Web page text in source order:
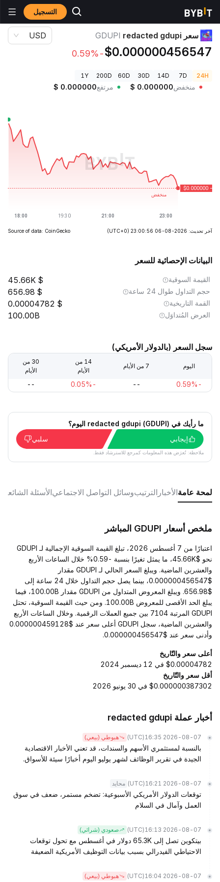
التسجيل أسعار العملات الرقمية
سعر redacted gdupi GDUPI
$0.000000456547
-0.59%
USD
24H
7D
14D
30D
60D
200D
1Y
منخفض $ 0.000000 مرتفع $ 0.000000
آخر تحديث: 2026-08-06 23:00:56 (UTC+0)
Source of data: CoinGecko
البيانات الإحصائية للسعر
القيمة السوقية 45.66K
حجم التداول طوال 24 ساعة 656.98
القمة التاريخية 0.00004782
العرض المُتداوَل 100.00B
سجل السعر (بالدولار الأمريكي)
اليوم 7 من الأيام
14 من
الأيام
30 من
الأيام
-0.59%
--
-0.05%
--
ما رأيك في redacted gdupi (GDUPI) اليوم؟
إيجابي
سلبي
ملاحظة: تُعرَض هذه المعلومات كمرجع للاسترشاد فقط.
لمحة عامةالأخبار الترتيبوسائل التواصل الاجتماعيالأسئلة الشائعة
ملخص أسعار GDUPI المباشر
اعتبارًا من 7 أغسطس 2026، تبلغ القيمة السوقية الإجمالية لـ GDUPI
نحو $45.66K، ما يمثل تغيرًا بنسبة -0.59% خلال الساعات الأربع
والعشرين الماضية. ويبلغ السعر الحالي لـ GDUPI مقدار
$0.000000456547، بينما يصل حجم التداول خلال 24 ساعة إلى
$656.98. ويبلغ المعروض المتداول من GDUPI مقدار 100.00B، فيما
يبلغ الحد الأقصى للمعروض 100.00B. ومن حيث القيمة السوقية، تحتل
GDUPI المرتبة 7104 بين جميع العملات الرقمية. وخلال الساعات الأربع
والعشرين الماضية، سجل GDUPI أعلى سعر عند $0.000000459128
وأدنى سعر عند $0.000000456547.
أعلى سعر والتّاريخ
$0.00004782 في 12 ديسمبر 2024
أقل سعر والتّاريخ
$0.000000387302 في 30 يونيو 2026
أخبار عملة redacted gdupi
2026-08-07 16:35
(UTC) هبوطي (بيعي)
بالنسبة لمستثمري الأسهم والسندات، قد تعني الأخبار الاقتصادية
الجيدة في تقرير الوظائف لشهر يوليو اليوم أخبارًا سيئة للأسواق.
2026-08-07 16:21
(UTC) محايد
توقعات الدولار الأمريكي الأسبوعية: تضخم مستمر، ضعف في سوق
العمل وآمال في السلام
2026-08-07 16:13
(UTC) صعودي (شرائي)
بيتكوين تصل إلى 65.3K دولار في أغسطس مع تحول توقعات
الاحتياطي الفيدرالي بسبب بيانات التوظيف الأمريكية الضعيفة
2026-08-07 16:04
(UTC) هبوطي (بيعي)